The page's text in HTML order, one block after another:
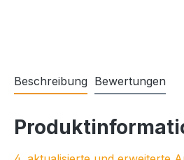
Beschreibung Bewertungen